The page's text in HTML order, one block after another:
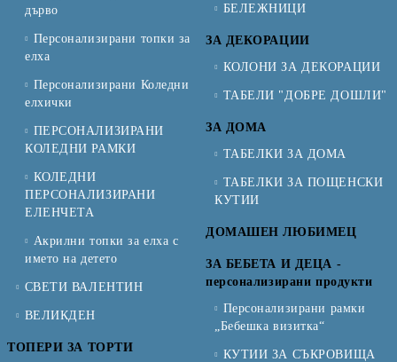
дърво
Персонализирани топки за
елха
Персонализирани Коледни
елхички
ПЕРСОНАЛИЗИРАНИ
КОЛЕДНИ РАМКИ
КОЛЕДНИ
ПЕРСОНАЛИЗИРАНИ
ЕЛЕНЧЕТА
Акрилни топки за елха с
името на детето
СВЕТИ ВАЛЕНТИН
ВЕЛИКДЕН
ТОПЕРИ ЗА ТОРТИ
БЕЛЕЖНИЦИ
ЗА ДЕКОРАЦИИ
КОЛОНИ ЗА ДЕКОРАЦИИ
ТАБЕЛИ "ДОБРЕ ДОШЛИ"
ЗА ДОМА
ТАБЕЛКИ ЗА ДОМА
ТАБЕЛКИ ЗА ПОЩЕНСКИ
КУТИИ
ДОМАШЕН ЛЮБИМЕЦ
ЗА БЕБЕТА И ДЕЦА -
персонализирани продукти
Персонализирани рамки
„Бебешка визитка“
КУТИИ ЗА СЪКРОВИЩА